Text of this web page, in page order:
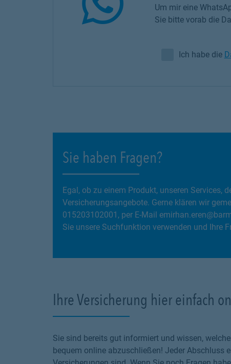
Um mir eine
Sie bitte vorab die
Ich habe die
Ich habe die
Sie haben Fragen?
Egal, ob zu einem Produkt, unseren Services,
Versicherungsangebote. Gerne klären wir
015203102001, per E-Mail
Sie unsere Suchfunktion verwenden und Ihre
Ihre Versicherung hier einfach
Sie sind bereits gut informiert und wissen,
bequem online abzuschließen! Jeder Abschluss